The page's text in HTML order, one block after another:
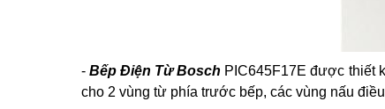
-Bếp Điện Từ Bosch PIC645F17E được thiết
cho 2 vùng từ phía trước bếp, các vùng nấu